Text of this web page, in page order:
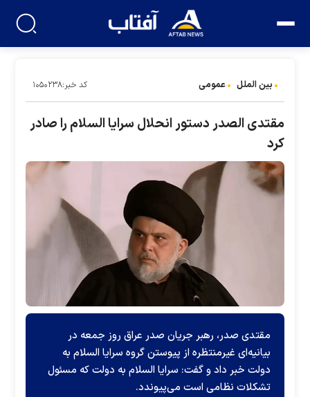
بین الملل عمومی کد خبر:۱۰۵۰۲۳۸
مقتدی الصدر دستور انحلال سرایا السلام را صادر
کرد
مقتدی صدر، رهبر جریان صدر عراق روز جمعه در
بیانیه‌ای غیرمنتظره از پیوستن گروه سرایا السلام به
دولت خبر داد و گفت: سرایا السلام به دولت که مسئول
تشکلات نظامی است می‌پیوندد.